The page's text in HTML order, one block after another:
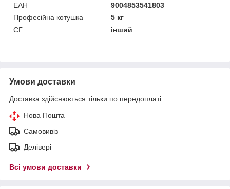
ЕАН
9004853541803
Професійна котушка
5 кг
СГ
інший
Умови доставки
Доставка здійснюється тільки по передоплаті.
Нова Пошта
Самовивіз
Делівері
Всі умови доставки